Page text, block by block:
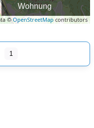
©OpenStreetMapcontributors
Wohnung
1